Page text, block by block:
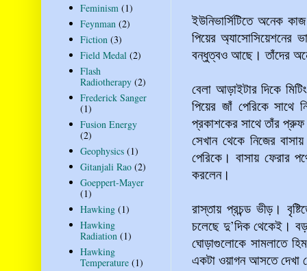
ইউনিভার্সিটিতে অনেক
পিয়ের অ্যাসোসিয়েশনের
বন্ধুত্বও আছে। তাঁদের
বেলা আড়াইটার দিকে
পিয়ের জাঁ পেরিকে সাথে
প্রকাশকের সাথে তাঁর
সেখান থেকে নিজের
পেরিকে। বাসায় ফেরার
করলেন।
রাস্তায় প্রচন্ড ভীড়।
চলেছে দু’দিক থেকেই।
ঘোড়াগুলোকে সামলাতে
একটা ওয়াগন আসতে
Feminism (1)
Feynman (2)
Fiction (3)
Field Medal (2)
Flash
Radiotherapy (2)
Frederick Sanger
(1)
Fusion Energy
(2)
Geophysics (1)
Gitanjali Rao (2)
Goeppert-Mayer
(1)
Hawking (1)
Hawking
Radiation (1)
Hawking
Temperature (1)